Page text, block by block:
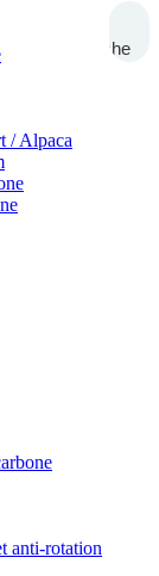
Recherche
/ Alpaca
anti-rotation